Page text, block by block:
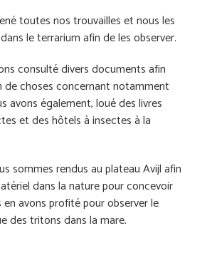
toutes nos trouvailles et nous les
le terrarium afin de les observer.
consulté divers documents afin
de choses concernant notamment
avons également, loué des livres
et des hôtels à insectes à la
sommes rendus au plateau Avijl afin
dans la nature pour concevoir
avons profité pour observer le
des tritons dans la mare.